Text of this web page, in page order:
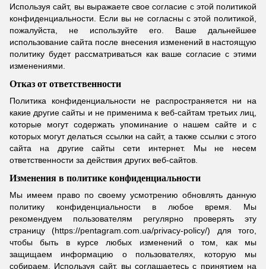
Используя сайт, вы выражаете свое согласие с этой политикой
конфиденциальности. Если вы не согласны с этой политикой,
пожалуйста, не используйте его. Ваше дальнейшее
использование сайта после внесения изменений в настоящую
политику будет рассматриваться как ваше согласие с этими
изменениями.
Отказ от ответственности
Политика конфиденциальности не распространяется ни на
какие другие сайты и не применима к веб-сайтам третьих лиц,
которые могут содержать упоминание о нашем сайте и с
которых могут делаться ссылки на сайт, а также ссылки с этого
сайта на другие сайты сети интернет. Мы не несем
ответственности за действия других веб-сайтов.
Изменения в политике конфиденциальности
Мы имеем право по своему усмотрению обновлять данную
политику конфиденциальности в любое время. Мы
рекомендуем пользователям регулярно проверять эту
страницу (https://pentagram.com.ua/privacy-policy/) для того,
чтобы быть в курсе любых изменений о том, как мы
защищаем информацию о пользователях, которую мы
собираем. Используя сайт, вы соглашаетесь с принятием на